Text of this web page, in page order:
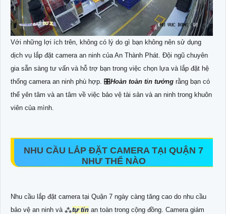
Với những lợi ích trên, không có lý do gì bạn không nên sử dụng
dịch vụ lắp đặt camera an ninh của An Thành Phát. Đội ngũ chuyên
gia sẵn sàng tư vấn và hỗ trợ bạn trong việc chọn lựa và lắp đặt hệ
thống camera an ninh phù hợp. 🎛Hoàn toàn tin tưởng rằng bạn có
thể yên tâm và an tâm về việc bảo vệ tài sản và an ninh trong khuôn
viên của mình.
NHU CẦU LẮP ĐẶT CAMERA TẠI QUẬN 7
NHƯ THẾ NÀO
Nhu cầu lắp đặt camera tại Quận 7 ngày càng tăng cao do nhu cầu
bảo vệ an ninh và ⁂tự tin an toàn trong cộng đồng. Camera giám